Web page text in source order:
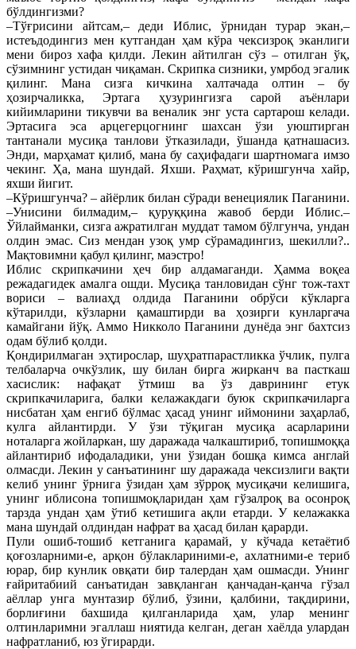
бўлдингизми?
–Тўғрисини айтсам,– деди Иблис, ўрнидан турар экан,–
истеъдодингиз мен кутгандан ҳам кўра чексизроқ эканлиги
мени бироз хафа қилди. Лекин айтилган сўз – отилган ўқ,
сўзимнинг устидан чиқаман. Скрипка сизники, умрбод эгалик
қилинг. Мана сизга кичкина халтачада олтин – бу
ҳозирчаликка, Эртага ҳузурингизга сарой аъёнлари
кийимларини тикувчи ва веналик энг уста сартарош келади.
Эртасига эса арцегерцогнинг шахсан ўзи уюштирган
тантанали мусиқа танлови ўтказилади, ўшанда қатнашасиз.
Энди, марҳамат қилиб, мана бу саҳифадаги шартномага имзо
чекинг. Ҳа, мана шундай. Яхши. Раҳмат, кўришгунча хайр,
яхши йигит.
–Кўришгунча? – айёрлик билан сўради венециялик Паганини.
–Унисини билмадим,– қуруққина жавоб берди Иблис.–
Ўйлайманки, сизга ажратилган муддат тамом бўлгунча, ундан
олдин эмас. Сиз мендан узоқ умр сўрамадингиз, шекилли?..
Мақтовимни қабул қилинг, маэстро!
Иблис скрипкачини ҳеч бир алдамаганди. Ҳамма воқеа
режадагидек амалга ошди. Мусиқа танловидан сўнг тож-тахт
вориси – валиаҳд олдида Паганини обрўси кўкларга
кўтарилди, кўзларни қамаштирди ва ҳозирги кунларгача
камайгани йўқ. Аммо Никколо Паганини дунёда энг бахтсиз
одам бўлиб қолди.
Қондирилмаган эҳтирослар, шуҳратпарастликка ўчлик, пулга
телбаларча очкўзлик, шу билан бирга жирканч ва пасткаш
хасислик: нафақат ўтмиш ва ўз даврининг етук
скрипкачиларига, балки келажакдаги буюк скрипкачиларга
нисбатан ҳам енгиб бўлмас ҳасад унинг иймонини заҳарлаб,
кулга айлантирди. У ўзи тўқиган мусиқа асарларини
ноталарга жойларкан, шу даражада чалкаштириб, топишмоққа
айлантириб ифодаладики, уни ўзидан бошқа кимса англай
олмасди. Лекин у санъатининг шу даражада чексизлиги вақти
келиб унинг ўрнига ўзидан ҳам зўрроқ мусиқачи келишига,
унинг иблисона топишмоқларидан ҳам гўзалроқ ва осонроқ
тарзда ундан ҳам ўтиб кетишига ақли етарди. У келажакка
мана шундай олдиндан нафрат ва ҳасад билан қарарди.
Пули ошиб-тошиб кетганига қарамай, у кўчада кетаётиб
қоғозларними-е, арқон бўлаклариними-е, ахлатними-е териб
юрар, бир кунлик овқати бир талердан ҳам ошмасди. Унинг
ғайритабиий санъатидан завқланган қанчадан-қанча гўзал
аёллар унга мунтазир бўлиб, ўзини, қалбини, тақдирини,
борлиғини бахшида қилганларида ҳам, улар менинг
олтинларимни эгаллаш ниятида келган, деган хаёлда улардан
нафратланиб, юз ўгирарди.